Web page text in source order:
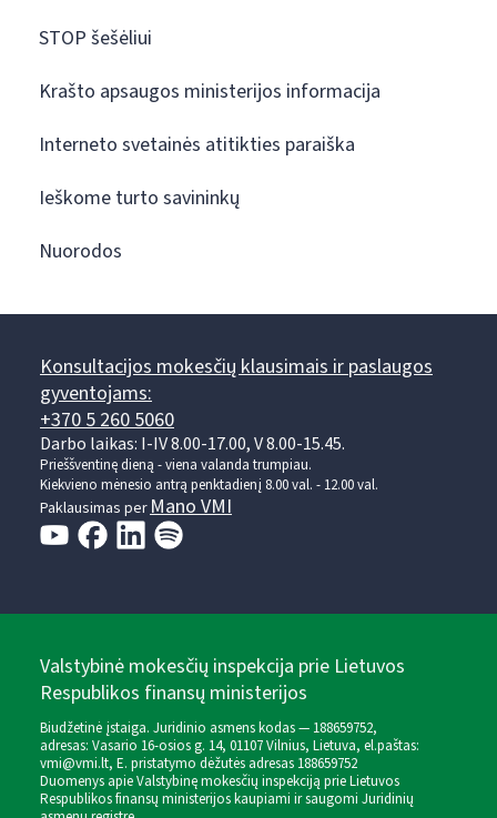
STOP šešėliui
Krašto apsaugos ministerijos informacija
Interneto svetainės atitikties paraiška
Ieškome turto savininkų
Nuorodos
Konsultacijos mokesčių klausimais ir paslaugos
gyventojams:
+370 5 260 5060
Darbo laikas: I-IV 8.00-17.00, V 8.00-15.45.
Prieššventinę dieną - viena valanda trumpiau.
Kiekvieno mėnesio antrą penktadienį 8.00 val. - 12.00 val.
Paklausimas perMano VMI
Valstybinė mokesčių inspekcija prie Lietuvos
Respublikos finansų ministerijos
Biudžetinė įstaiga. Juridinio asmens kodas — 188659752,
adresas: Vasario 16-osios g. 14, 01107 Vilnius, Lietuva, el.paštas:
vmi@vmi.lt, E. pristatymo dėžutės adresas 188659752
Duomenys apie Valstybinę mokesčių inspekciją prie Lietuvos
Respublikos finansų ministerijos kaupiami ir saugomi Juridinių